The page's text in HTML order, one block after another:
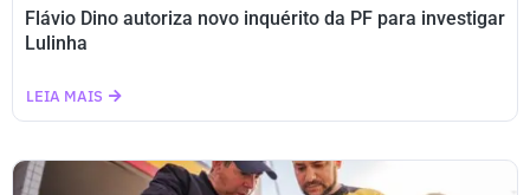
Flávio Dino autoriza novo inquérito da PF para investigar
Lulinha
LEIA MAIS